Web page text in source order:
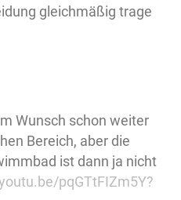
gleichmäßig trage
Wunsch schon weiter
Bereich, aber die
ist dann ja nicht
pqGTtFIZm5Y?